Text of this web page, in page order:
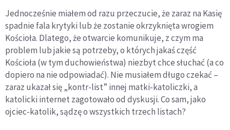
Jednocześnie miałem od razu przeczucie, że zaraz na Kasię
spadnie fala krytyki lub że zostanie okrzyknięta wrogiem
Kościoła. Dlatego, że otwarcie komunikuje, z czym ma
problem lub jakie są potrzeby, o których jakaś część
Kościoła (w tym duchowieństwa) niezbyt chce słuchać (a co
dopiero na nie odpowiadać). Nie musiałem długo czekać –
zaraz ukazał się „kontr-list” innej matki-katoliczki, a
katolicki internet zagotowało od dyskusji. Co sam, jako
ojciec-katolik, sądzę o wszystkich trzech listach?